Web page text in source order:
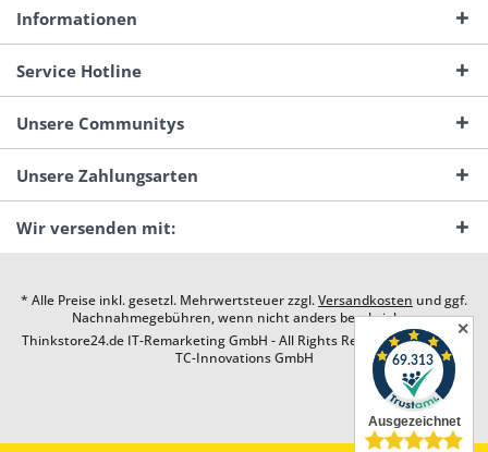
Informationen
Service Hotline
Unsere Communitys
Unsere Zahlungsarten
Wir versenden mit:
* Alle Preise inkl. gesetzl. Mehrwertsteuer zzgl.Versandkosten und ggf.
Nachnahmegebühren, wenn nicht anders beschrieben
Thinkstore24.de IT-Remarketing GmbH - All Rights Reserved. Design by
TC-Innovations GmbH
✕